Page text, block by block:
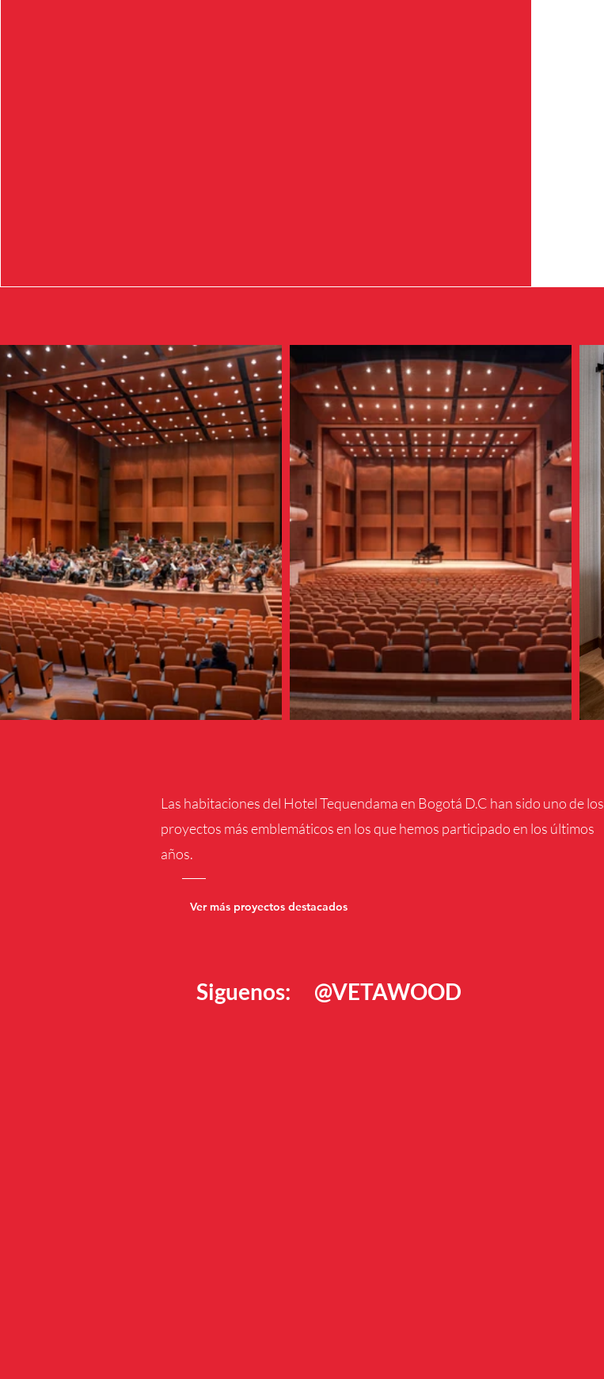
Las habitaciones del Hotel Tequendama en Bogotá D.C han sido uno de los
proyectos más emblemáticos en los que hemos participado en los últimos
años.
Ver más proyectos destacados
Siguenos: @VETAWOOD